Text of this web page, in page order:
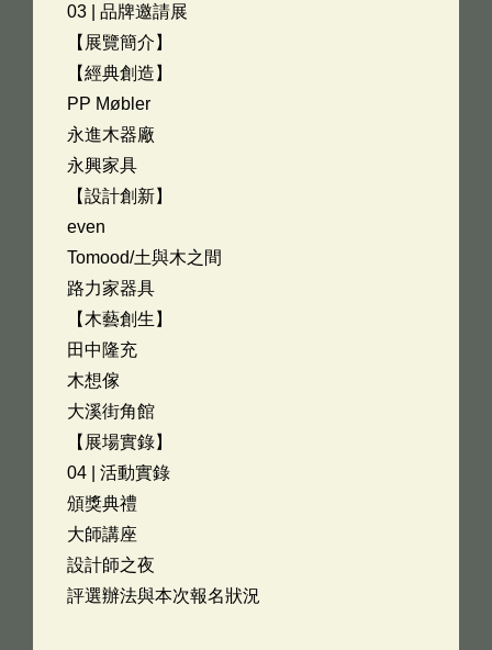
03 | 品牌邀請展
【展覽簡介】
【經典創造】
PP Møbler
永進木器廠
永興家具
【設計創新】
even
Tomood/土與木之間
路力家器具
【木藝創生】
田中隆充
木想傢
大溪街角館
【展場實錄】
04 | 活動實錄
頒獎典禮
大師講座
設計師之夜
評選辦法與本次報名狀況